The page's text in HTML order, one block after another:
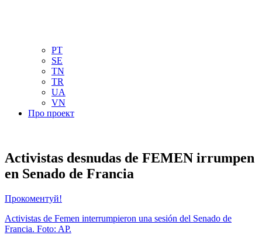
PT
SE
TN
TR
UA
VN
Про проект
Activistas desnudas de FEMEN irrumpen
en Senado de Francia
Прокоментуй!
Activistas de Femen interrumpieron una sesión del Senado de
Francia. Foto: AP.